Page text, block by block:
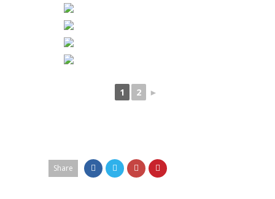
1 2 ►
Share